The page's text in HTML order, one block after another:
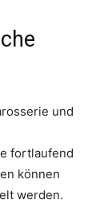
und
fortlaufend
können
werden.